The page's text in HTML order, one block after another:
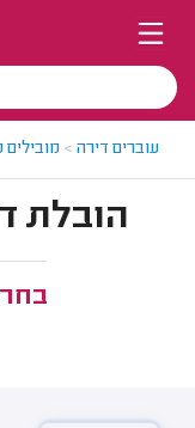
עוברים דירה >
הובלת